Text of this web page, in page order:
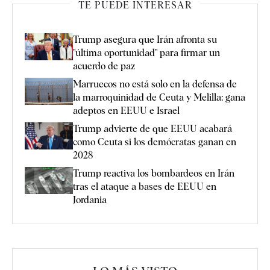
TE PUEDE INTERESAR
Trump asegura que Irán afronta su
"última oportunidad" para firmar un
acuerdo de paz
Marruecos no está solo en la defensa de
la marroquinidad de Ceuta y Melilla: gana
adeptos en EEUU e Israel
Trump advierte de que EEUU acabará
como Ceuta si los demócratas ganan en
2028
Trump reactiva los bombardeos en Irán
tras el ataque a bases de EEUU en
Jordania